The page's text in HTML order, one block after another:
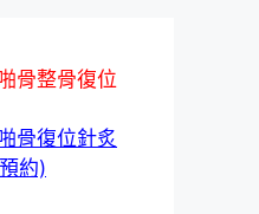
骨整骨復位
骨復位針炙
約)